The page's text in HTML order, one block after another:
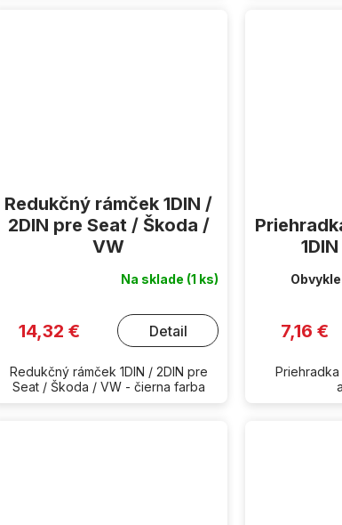
Redukčný rámček 1DIN /
2DIN pre Seat / Škoda /
VW
Na sklade (1 ks)
14,32 € Detail
Redukčný rámček 1DIN / 2DIN pre
Seat / Škoda / VW - čierna farba
7,16 €